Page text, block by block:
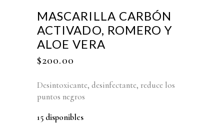
MASCARILLA CARBÓN
ACTIVADO, ROMERO Y
ALOE VERA
$200.00
Desintoxicante, desinfectante, reduce los
puntos negros
15 disponibles